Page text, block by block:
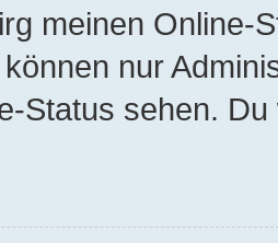
meinen Online-
nur
Status sehen.